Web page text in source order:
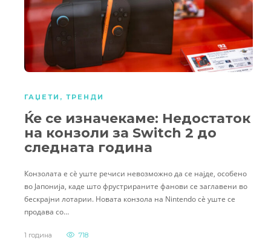
ГАЏЕТИ , ТРЕНДИ
Ќе се изначекаме: Недостаток
на конзоли за Switch 2 до
следната година
Конзолата е сè уште речиси невозможно да се најде, особено
во Јапонија, каде што фрустрираните фанови се заглавени во
бескрајни лотарии. Новата конзола на Nintendo сè уште се
продава со…
1 година 718